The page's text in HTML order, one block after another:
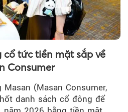
tức tiền mặt sắp về
Consumer
Masan (Masan Consumer,
danh sách cổ đông để